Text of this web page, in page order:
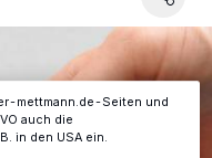
der Webseite klicken.
Website. Weitere
mettmann.de-Seiten und
auch die
in den USA ein.